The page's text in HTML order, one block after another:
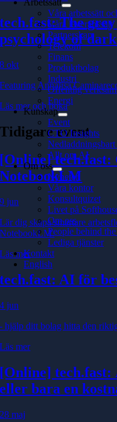
Arbetssätt
Våra arbetssätt
Våra leveranssätt
Partnerskap
Telekom
Finans
Produktbolag
Industri
Offentlig
Energi
Kunskap
Event
CTO Insights
Allt om AI
Om oss
Nyheter
Våra kontor
Konsultquizet
Livet på
Om oss
People behind
Lediga tjänster
Kontakt
English
tech.fast: The
psychology of
8 okt
Featuring Annalisa
Läs mer och boka
Tidigare event
[Online] tech.fast:
NotebookLM
9 jun
Lär dig skapa smartare
NotebookLM.
Läs mer
tech.fast: AI för
4 jun
- hjälp ditt bolag hitta den
Läs mer
[Online] tech.fast:
eller bara en
28 maj